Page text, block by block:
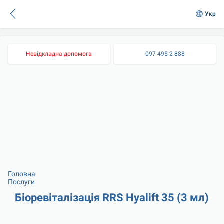
Укр
Невідкладна допомога 097 495 2 888
Головна
Послуги
Біоревіталізація RRS Hyalift 35 (3 мл)